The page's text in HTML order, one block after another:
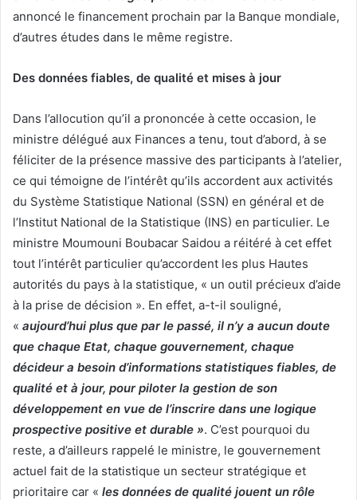
annoncé le financement prochain par la Banque mondiale,
d’autres études dans le même registre.
Des données fiables, de qualité et mises à jour
Dans l’allocution qu’il a prononcée à cette occasion, le
ministre délégué aux Finances a tenu, tout d’abord, à se
féliciter de la présence massive des participants à l’atelier,
ce qui témoigne de l’intérêt qu’ils accordent aux activités
du Système Statistique National (SSN) en général et de
l’Institut National de la Statistique (INS) en particulier. Le
ministre Moumouni Boubacar Saidou a réitéré à cet effet
tout l’intérêt particulier qu’accordent les plus Hautes
autorités du pays à la statistique, « un outil précieux d’aide
à la prise de décision ». En effet, a-t-il souligné,
« aujourd’hui plus que par le passé, il n’y a aucun doute
que chaque Etat, chaque gouvernement, chaque
décideur a besoin d’informations statistiques fiables, de
qualité et à jour, pour piloter la gestion de son
développement en vue de l’inscrire dans une logique
prospective positive et durable ». C’est pourquoi du
reste, a d’ailleurs rappelé le ministre, le gouvernement
actuel fait de la statistique un secteur stratégique et
prioritaire car « les données de qualité jouent un rôle